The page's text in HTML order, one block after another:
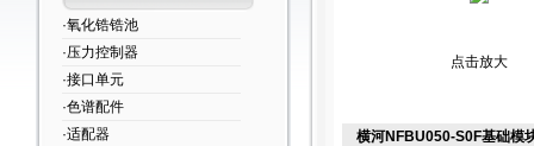
·氧化锆锆池
·压力控制器
·接口单元
·色谱配件
·适配器
点击放大
横河NFBU050-S0F基础模